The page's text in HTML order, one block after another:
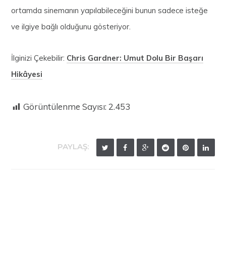
ortamda sinemanın yapılabileceğini bunun sadece isteğe
ve ilgiye bağlı olduğunu gösteriyor.
İlginizi Çekebilir: Chris Gardner: Umut Dolu Bir Başarı
Hikâyesi
Görüntülenme Sayısı:2.453
PAYLAŞ: